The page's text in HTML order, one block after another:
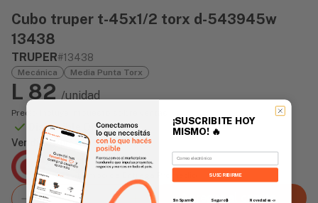
Cubo truper t-45x1/2 torx d-543945w
13438
TRUPER#13438
Mecánica Media Punta Torx
L 82 /unidad
Precio incluye impuesto sobre ventas
Disponible Online
Vendido Por:
Agencia Global
2 días - Tiempo de Entrega Promedio
Agregar al carrito
¡SUSCRIBITE HOY
MISMO! 🔥
Email
SUSCRIBIRME
Sin Spam 🚫
Seguro 🔒
Novedades 📣